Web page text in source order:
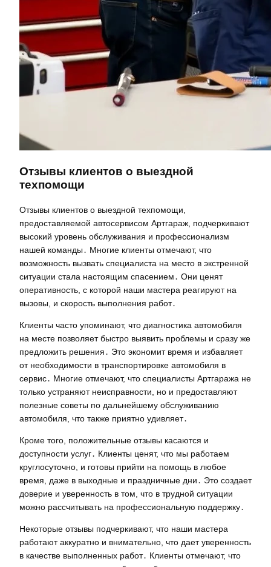
Отзывы клиентов о выездной
техпомощи
Отзывы клиентов о выездной техпомощи,
предоставляемой автосервисом Артгараж, подчеркивают
высокий уровень обслуживания и профессионализм
нашей команды․ Многие клиенты отмечают, что
возможность вызвать специалиста на место в экстренной
ситуации стала настоящим спасением․ Они ценят
оперативность, с которой наши мастера реагируют на
вызовы, и скорость выполнения работ․
Клиенты часто упоминают, что диагностика автомобиля
на месте позволяет быстро выявить проблемы и сразу же
предложить решения․ Это экономит время и избавляет
от необходимости в транспортировке автомобиля в
сервис․ Многие отмечают, что специалисты Артгаража не
только устраняют неисправности, но и предоставляют
полезные советы по дальнейшему обслуживанию
автомобиля, что также приятно удивляет․
Кроме того, положительные отзывы касаются и
доступности услуг․ Клиенты ценят, что мы работаем
круглосуточно, и готовы прийти на помощь в любое
время, даже в выходные и праздничные дни․ Это создает
доверие и уверенность в том, что в трудной ситуации
можно рассчитывать на профессиональную поддержку․
Некоторые отзывы подчеркивают, что наши мастера
работают аккуратно и внимательно, что дает уверенность
в качестве выполненных работ․ Клиенты отмечают, что